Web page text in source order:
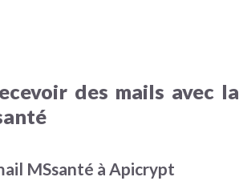
des mails avec la
MSsanté à Apicrypt